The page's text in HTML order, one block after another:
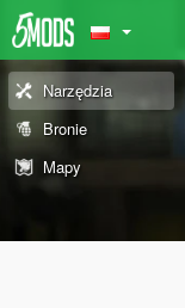
Narzędzia
Bronie
Mapy